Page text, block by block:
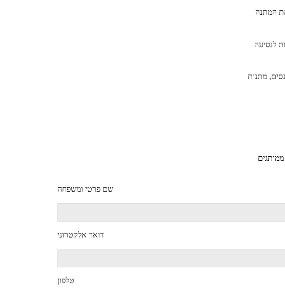
המתנה
לנסיעה
מתנות
שם פרטי ומשפחה
דואר אלקטרוני
טלפון